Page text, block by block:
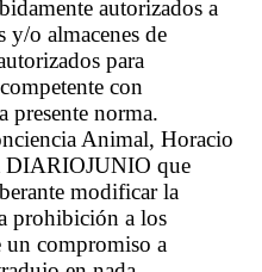
autorizados a
y/o almacenes de
para
con
presente norma.
Animal, Horacio
DIARIOJUNIO que
modificar la
prohibición a los
un compromiso a